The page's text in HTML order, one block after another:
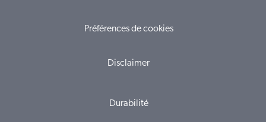
Préférences de cookies
Disclaimer
Durabilité